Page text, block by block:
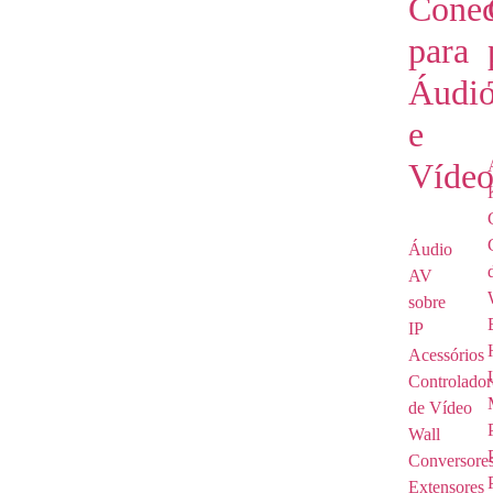
para
e
Vídeo
Áudio
AV
sobre
IP
Acessórios
de Vídeo
Wall
Extensores